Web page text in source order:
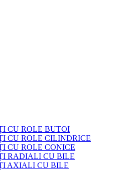
CU ROLE BUTOI
CU ROLE CILINDRICE
CU ROLE CONICE
RADIALI CU BILE
AXIALI CU BILE